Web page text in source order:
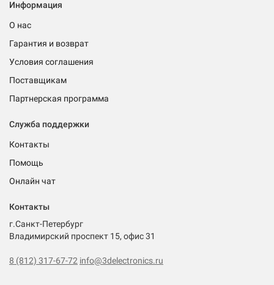
Информация
О нас
Гарантия и возврат
Условия соглашения
Поставщикам
Партнерская программа
Служба поддержки
Контакты
Помощь
Онлайн чат
Контакты
г.Санкт-Петербург
Владимирский проспект 15, офис 31
8 (812) 317-67-72 info@3delectronics.ru